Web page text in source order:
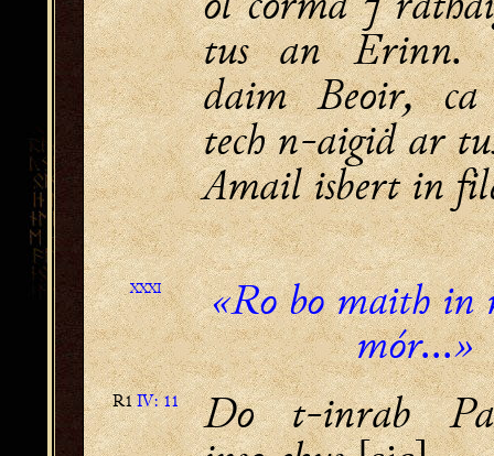
tus an Erinn.
daim Beoir, ca
tech n-aigiḋ ar
Amail isbert in
XXXI
«Ro bo maith in
mór...»
R1IV: 11
Do t-inrab